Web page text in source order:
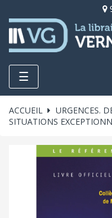
Toggle
navigation
☰
ACCUEIL
URGENCES.
SITUATIONS